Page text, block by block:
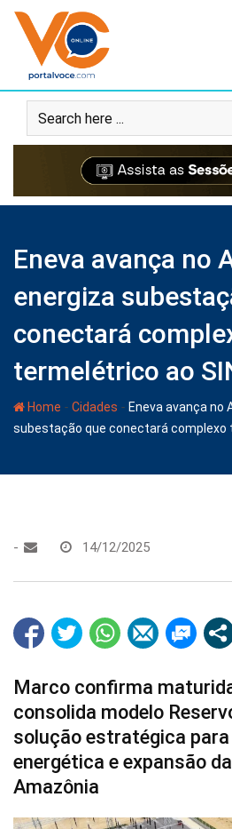
Eneva avança no
energiza
conectará
termelétrico ao
Home - Cidades - Eneva avança no
subestação que conectará complexo
- 14/12/2025
Marco confirma
consolida modelo
solução estratégica
energética e expansão
Amazônia